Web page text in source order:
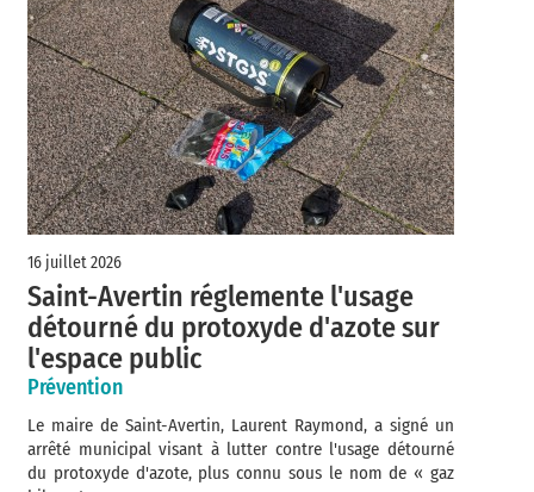
16 juillet 2026
Saint-Avertin réglemente l'usage
détourné du protoxyde d'azote sur
l'espace public
Prévention
Le maire de Saint-Avertin, Laurent Raymond, a signé un
arrêté municipal visant à lutter contre l'usage détourné
du protoxyde d'azote, plus connu sous le nom de « gaz